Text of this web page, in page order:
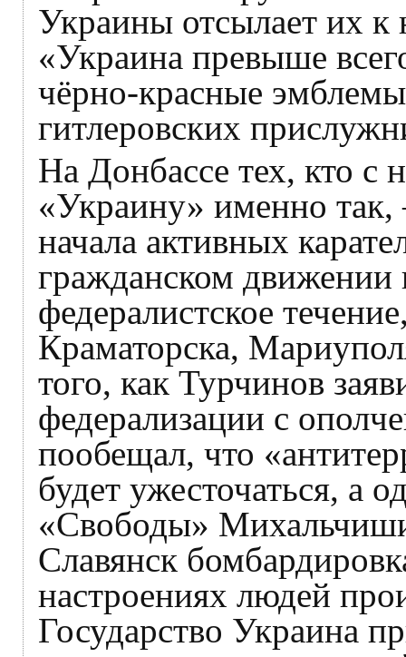
Украины отсылает их к
«Украина превыше
чёрно-красные
гитлеровских
На Донбассе тех, кто с
«Украину» именно
начала активных
гражданском
федералистское
Краматорска,
того, как Турчинов
федерализации с
пообещал, что
будет ужесточаться, а
«Свободы»
Славянск
настроениях людей
Государство Украина